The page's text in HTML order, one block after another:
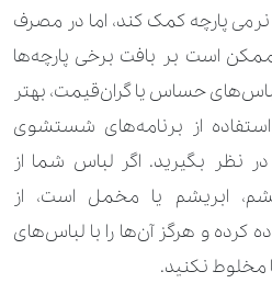
پارچه کمک کند، اما در مصرف
ممکن است بر بافت برخی پارچه‌ها
حساس یا گران‌قیمت، بهتر
از برنامه‌های شستشوی
نظر بگیرید. اگر لباس شما از
ابریشم یا مخمل است، از
و هرگز آن‌ها را با لباس‌های
مخلوط نکنید.